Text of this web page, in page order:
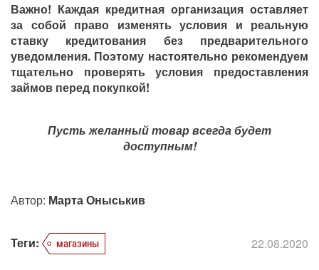
Важно! Каждая кредитная организация оставляет
за собой право изменять условия и реальную
ставку кредитования без предварительного
уведомления. Поэтому настоятельно рекомендуем
тщательно проверять условия предоставления
займов перед покупкой!
Пусть желанный товар всегда будет
доступным!
Автор: Марта Оныськив
Теги: магазины 22.08.2020